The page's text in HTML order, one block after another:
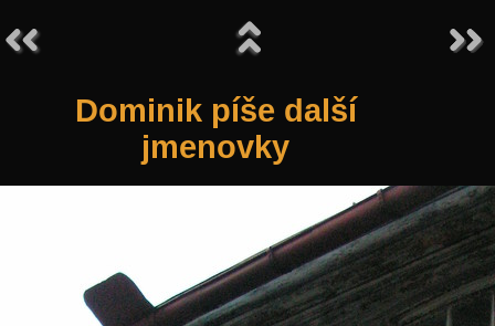
Dominik píše další
jmenovky